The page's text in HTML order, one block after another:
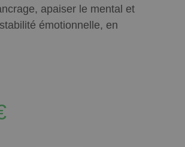
apaiser le mental et
émotionnelle, en